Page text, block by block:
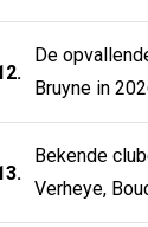
De
Bruyne in
Bekende
Verheye,